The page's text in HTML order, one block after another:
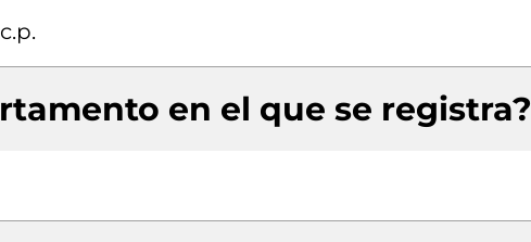
en el que se registra?